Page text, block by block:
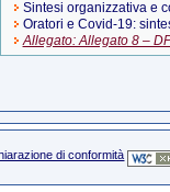
Sintesi organizzativa e
Oratori e Covid-19:
Allegato: Allegato 8 –
di conformità